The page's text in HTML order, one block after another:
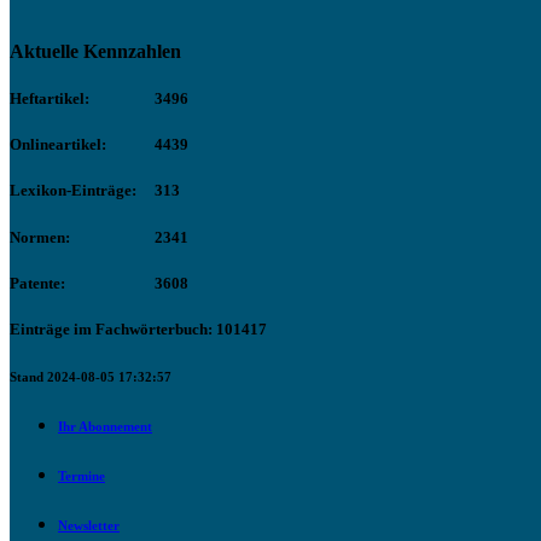
Aktuelle Kennzahlen
Heftartikel: 3496
Onlineartikel: 4439
Lexikon-Einträge: 313
Normen: 2341
Patente: 3608
Einträge im Fachwörterbuch: 101417
Stand 2024-08-05 17:32:57
Ihr Abonnement
Termine
Newsletter